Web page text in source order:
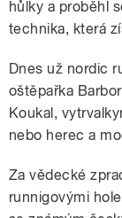
hůlky a proběhl
technika, která
Dnes už nordic
oštěpařka
Koukal,
nebo herec a
Za vědecké
runnigovými